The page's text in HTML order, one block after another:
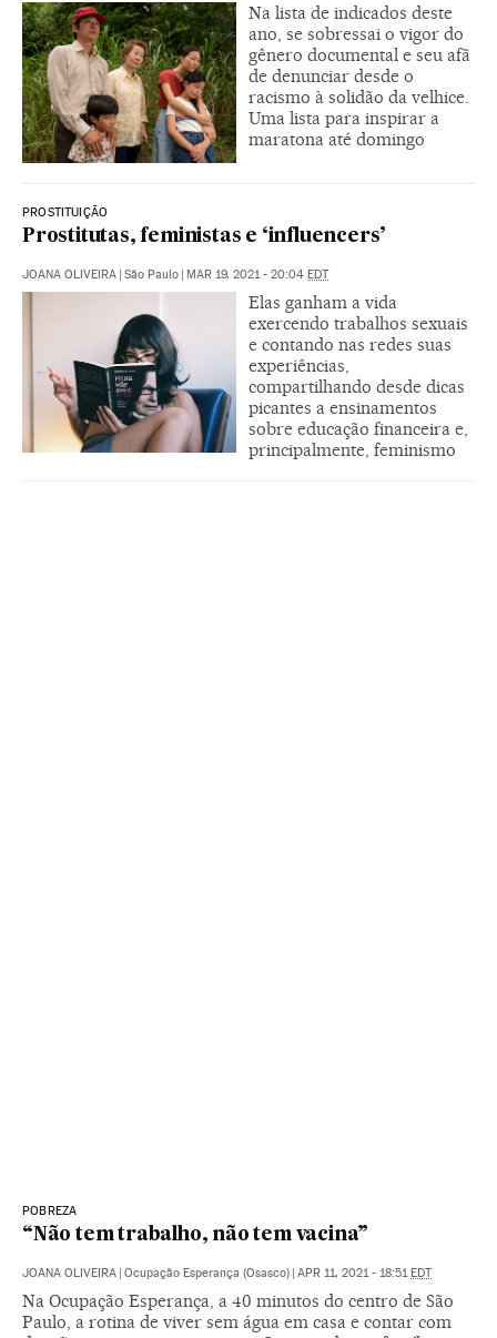
Na lista de indicados deste
ano, se sobressai o vigor do
gênero documental e seu afã
de denunciar desde o
racismo à solidão da velhice.
Uma lista para inspirar a
maratona até domingo
PROSTITUIÇÃO
Prostitutas, feministas e ‘influencers’
JOANA OLIVEIRA | São Paulo | MAR 19, 2021 - 20:04 EDT
Elas ganham a vida
exercendo trabalhos sexuais
e contando nas redes suas
experiências,
compartilhando desde dicas
picantes a ensinamentos
sobre educação financeira e,
principalmente, feminismo
POBREZA
“Não tem trabalho, não tem vacina”
JOANA OLIVEIRA | Ocupação Esperança (Osasco) | APR 11, 2021 - 18:51EDT
Na Ocupação Esperança, a 40 minutos do centro de São
Paulo, a rotina de viver sem água em casa e contar com